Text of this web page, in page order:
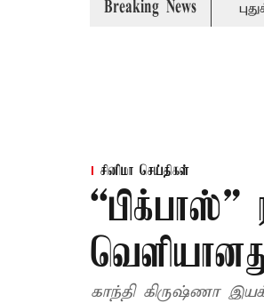
Breaking News
கன மழை எச்சரிக்கை
சினிமா செய்திகள்
காந்தி கிருஷ்ணா